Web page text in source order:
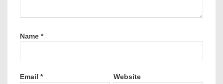
Name *
Email * Website